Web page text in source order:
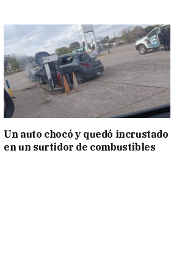
Un auto chocó y quedó incrustado
en un surtidor de combustibles